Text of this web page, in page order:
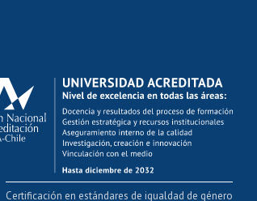
Certificación en estándares de igualdad de género